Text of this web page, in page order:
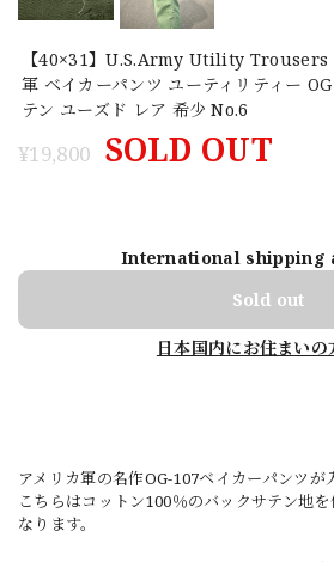
【40×31】U.S.Army Utility Trousers
軍 ベイカーパンツ ユーティリティー
テン ユーズド レア 希少 No.6
¥19,800 SOLD OUT
International shipping
Sold out
日本国内にお住まいの
アメリカ軍の名作OG-107ベイカーパンツが
こちらはコットン100％のバックサテン地
なります。